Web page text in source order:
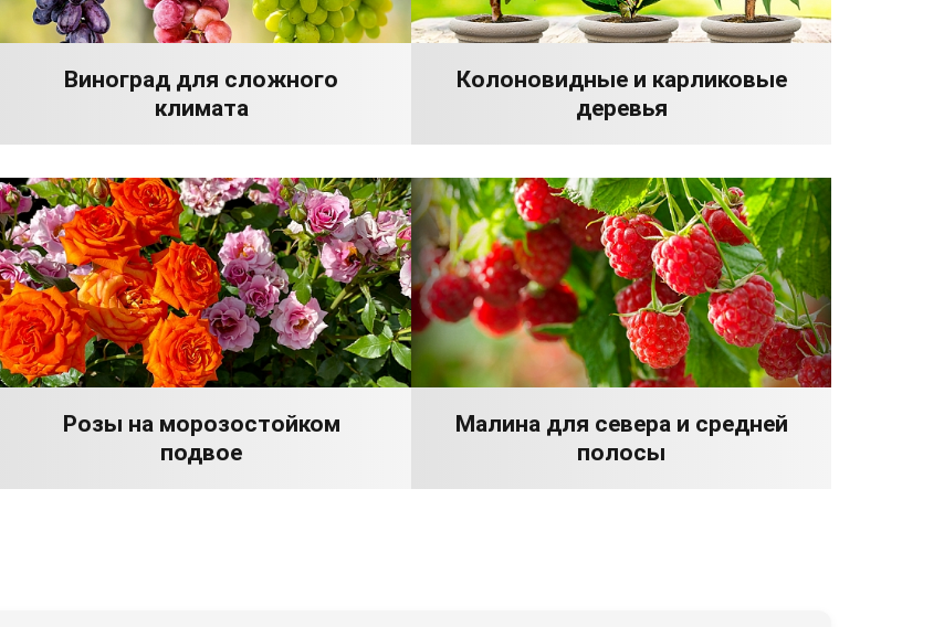
Виноград для сложного
климата
Колоновидные и карликовые
деревья
Розы на морозостойком
подвое
Малина для севера и средней
полосы